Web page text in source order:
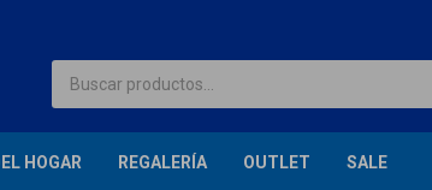
HOGAR REGALERÍA OUTLET SALE